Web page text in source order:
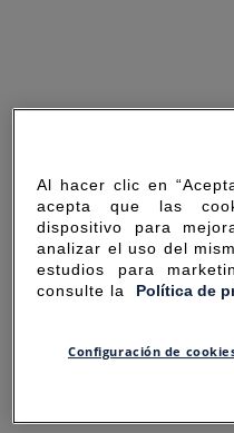
Al hacer clic en
acepta que las
dispositivo para
analizar el uso del
estudios para
consulte la Política de
Configuración de